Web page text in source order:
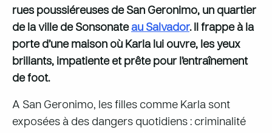
rues poussiéreuses de San Geronimo, un quartier
de la ville de Sonsonateau Salvador. Il frappe à la
porte d’une maison où Karla lui ouvre, les yeux
brillants, impatiente et prête pour l’entraînement
de foot.
A San Geronimo, les filles comme Karla sont
exposées à des dangers quotidiens : criminalité